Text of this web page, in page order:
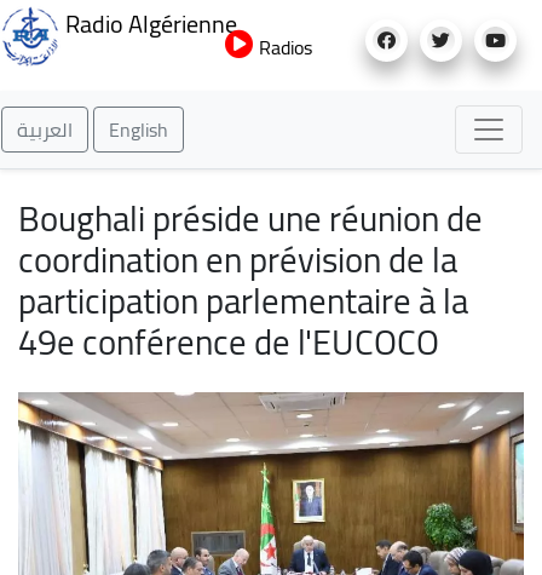
au
Radio Algérienne
Radios
العربية English
Boughali préside une réunion de
coordination en prévision de la
participation parlementaire à la
49e conférence de l'EUCOCO